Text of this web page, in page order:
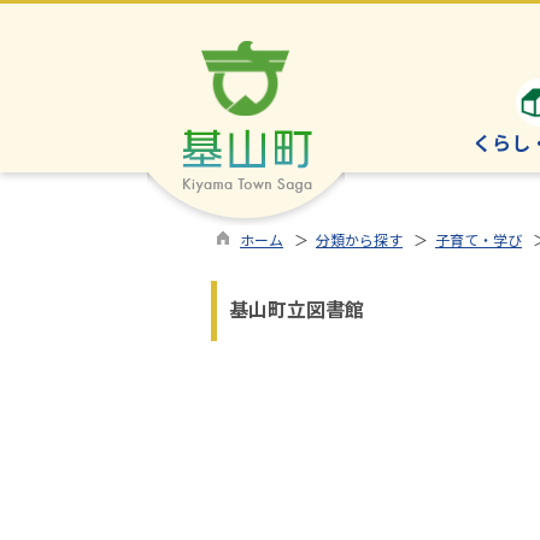
くらし
ホーム ＞ 分類から探す ＞ 子育て・学び
基山町立図書館